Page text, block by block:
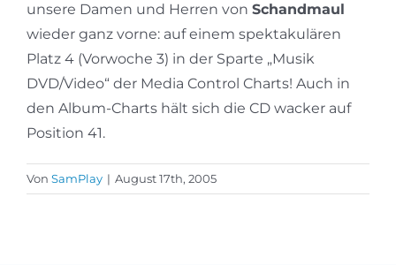
unsere Damen und Herren von Schandmaul
wieder ganz vorne: auf einem spektakulären
Platz 4 (Vorwoche 3) in der Sparte „Musik
DVD/Video“ der Media Control Charts! Auch in
den Album-Charts hält sich die CD wacker auf
Position 41.
Von SamPlay | August 17th, 2005